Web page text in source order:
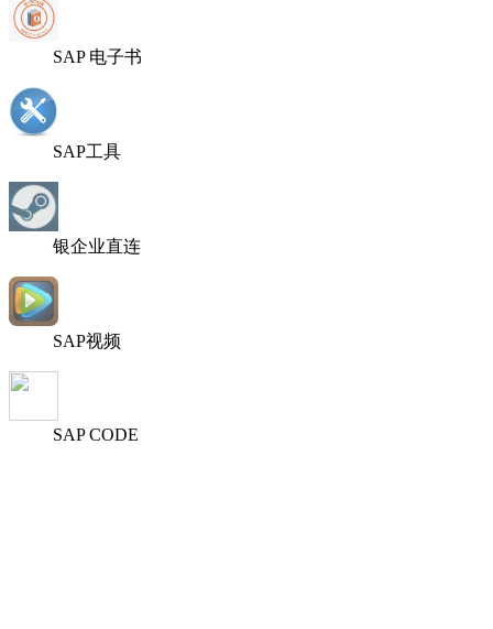
SAP 电子书
SAP工具
银企业直连
SAP视频
SAP CODE